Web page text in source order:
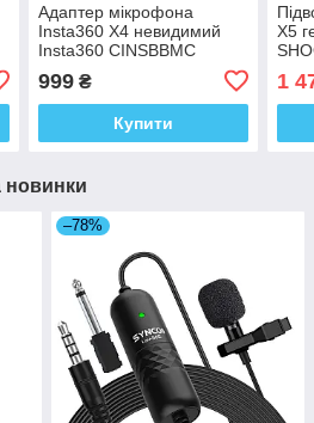
Адаптер мікрофона
Insta360 X4 невидимий
Insta360 CINSBBMC
999₴
Купити
X5
1
новинки
–78%